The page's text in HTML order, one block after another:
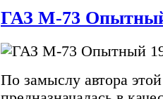
ГАЗ М-73
По замыслу автора